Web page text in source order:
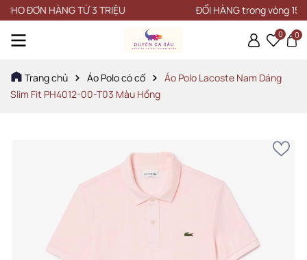
ĐƠN HÀNG TỪ 3 TRIỆU ĐỔI HÀNG trong vòng 15 NGÀY
0 0
Trang chủ Áo Polo có cổ
Áo Polo Lacoste Nam Dáng
Slim Fit PH4012-00-T03 Màu Hồng